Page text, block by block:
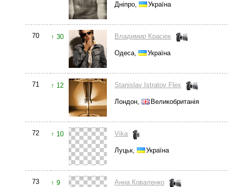
Дніпро, Україна
70 ↑ 30 Владимир Красюк
Одеса, Україна
71 ↑ 12 Stanislav Istratov Flex
Лондон, Великобританія
72 ↑ 10 Vika
Луцьк, Україна
73 ↑ 9 Анна Коваленко